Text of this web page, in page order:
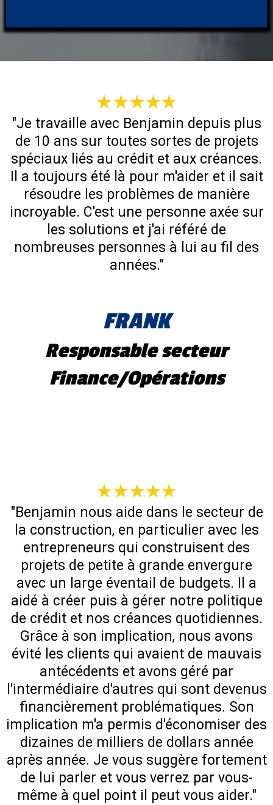
"Je travaille avec Benjamin depuis plus
de 10 ans sur toutes sortes de projets
spéciaux liés au crédit et aux créances.
Il a toujours été là pour m'aider et il sait
résoudre les problèmes de manière
incroyable. C'est une personne axée sur
les solutions et j'ai référé de
nombreuses personnes à lui au fil des
années."
FRANK
Responsable secteur
Finance/Opérations
"Benjamin nous aide dans le secteur de
la construction, en particulier avec les
entrepreneurs qui construisent des
projets de petite à grande envergure
avec un large éventail de budgets. Il a
aidé à créer puis à gérer notre politique
de crédit et nos créances quotidiennes.
Grâce à son implication, nous avons
évité les clients qui avaient de mauvais
antécédents et avons géré par
l'intermédiaire d'autres qui sont devenus
financièrement problématiques. Son
implication m'a permis d'économiser des
dizaines de milliers de dollars année
après année. Je vous suggère fortement
de lui parler et vous verrez par vous-
même à quel point il peut vous aider."